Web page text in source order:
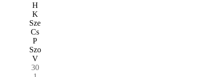
H
K
Sze
Cs
P
Szo
V
30